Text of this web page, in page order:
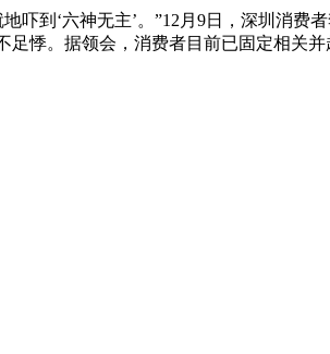
到‘六神无主’。”12月9日，深圳消费
悸。据领会，消费者目前已固定相关并